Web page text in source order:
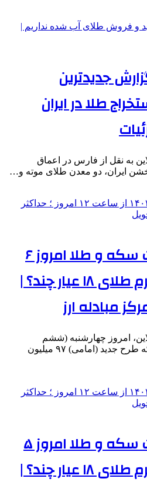
جدیدترین
طلا در ایران
به نقل از فارس در اعماق
ایران، دو معدن طلای موته و…
جدیدترین قیمت سکه و طلا امروز ۶
فروردین ؛ هر گرم طلای ۱۸ عیار چند؟ |
مبادله ارز
امروز چهارشنبه (ششم
فروردین‌) هر قطعه سکه طرح جدید (امامی) ۹۷ میلیون
جدیدترین قیمت سکه و طلا امروز ۵
فروردین ؛ هر گرم طلای ۱۸ عیار چند؟ |